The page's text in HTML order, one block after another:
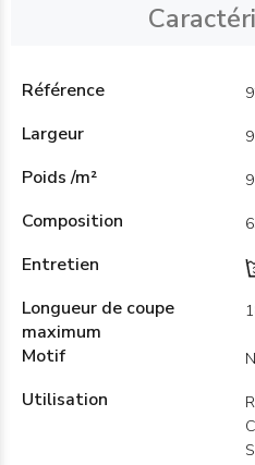
Référence
Largeur
Poids /m²
Composition
Entretien
Longueur de coupe
maximum
Motif
Utilisation